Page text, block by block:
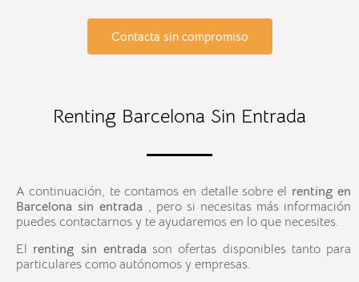
Contacta sin compromiso
Renting Barcelona Sin Entrada
A continuación, te contamos en detalle sobre el renting en
Barcelona sin entrada , pero si necesitas más información
puedes contactarnos y te ayudaremos en lo que necesites.
El renting sin entradason ofertas disponibles tanto para
particulares como autónomos y empresas.